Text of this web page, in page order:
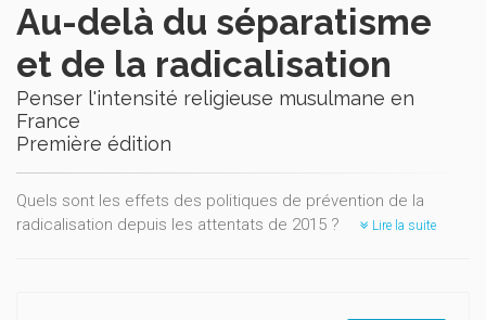
Au-delà du séparatisme
et de la radicalisation
Penser l'intensité religieuse musulmane en
France
Première édition
Quels sont les effets des politiques de prévention de la
radicalisation depuis les attentats de 2015 ?
Lire la suite